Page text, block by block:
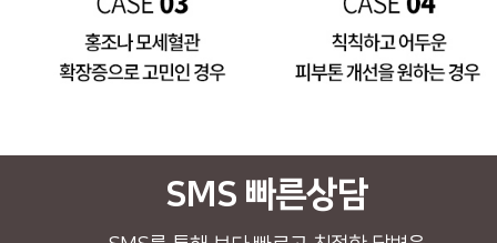
SMS 빠른상담